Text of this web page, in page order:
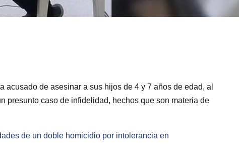
acusado de asesinar a sus hijos de 4 y 7 años de edad, al
presunto caso de infidelidad, hechos que son materia de
de un doble homicidio por intolerancia en